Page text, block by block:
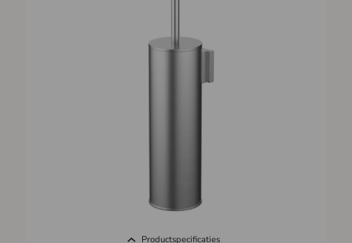
Productspecificaties